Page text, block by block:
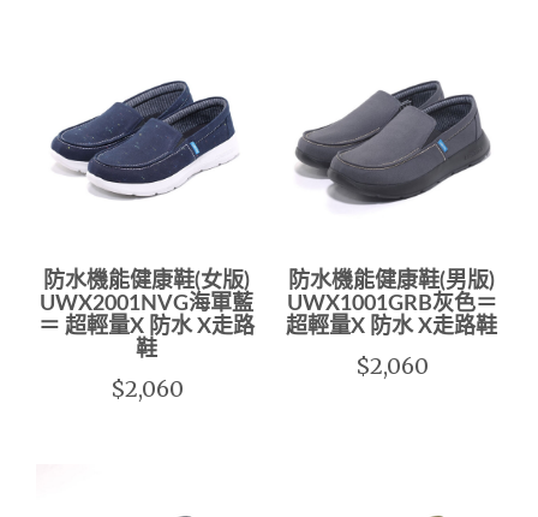
防水機能健康鞋(女版)
UWX2001NVG海軍藍
＝ 超輕量X 防水 X走路
鞋
$2,060
防水機能健康鞋(男版)
UWX1001GRB灰色＝
超輕量X 防水 X走路鞋
$2,060